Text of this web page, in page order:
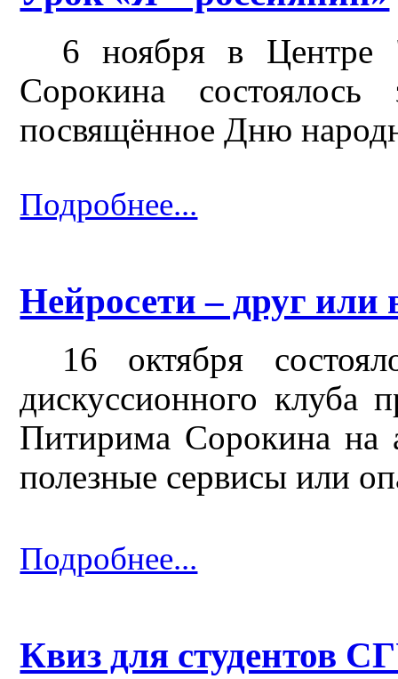
6 ноября в Центре
Сорокина
посвящённое Дню
Подробнее...
Нейросети – друг или
16 октября
дискуссионного клуба
Питирима Сорокина на
полезные сервисы или
Подробнее...
Квиз для студентов